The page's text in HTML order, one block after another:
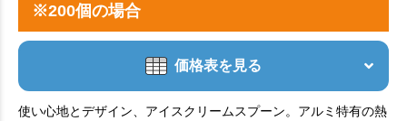
※200個の場合
価格表を見る
使い心地とデザイン、アイスクリームスプーン。アルミ特有の熱